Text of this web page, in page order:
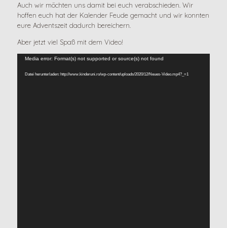
Auch wir möchten uns damit bei euch verabschieden. Wir
hoffen euch hat der Kalender Feude gemacht und wir konnten
eure Adventszeit dadurch bereichern.
Aber jetzt viel Spaß mit dem Video!
Video-
Media error: Format(s) not supported or source(s) not found
Datei herunterladen: http://www.kinderuni.ro/wp-content/uploads/2020/12/Neues-Video.mp4?_=1